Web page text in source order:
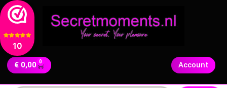
10
€ 0,00 0 Account